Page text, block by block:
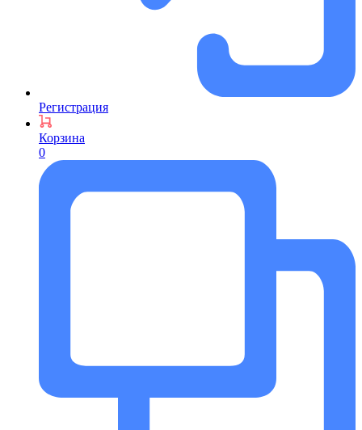
Регистрация
Корзина
0